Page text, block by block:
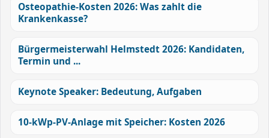
Osteopathie-Kosten 2026: Was zahlt die
Krankenkasse?
Bürgermeisterwahl Helmstedt 2026: Kandidaten,
Termin und ...
Keynote Speaker: Bedeutung, Aufgaben
10-kWp-PV-Anlage mit Speicher: Kosten 2026